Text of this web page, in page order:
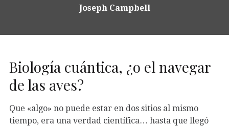
Joseph Campbell
Biología cuántica, ¿o el navegar
de las aves?
Que «algo» no puede estar en dos sitios al mismo
tiempo, era una verdad científica… hasta que llegó